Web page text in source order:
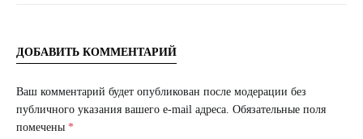
ДОБАВИТЬ КОММЕНТАРИЙ
Ваш комментарий будет опубликован после модерации без
публичного указания вашего e-mail адреса. Обязательные поля
помечены *